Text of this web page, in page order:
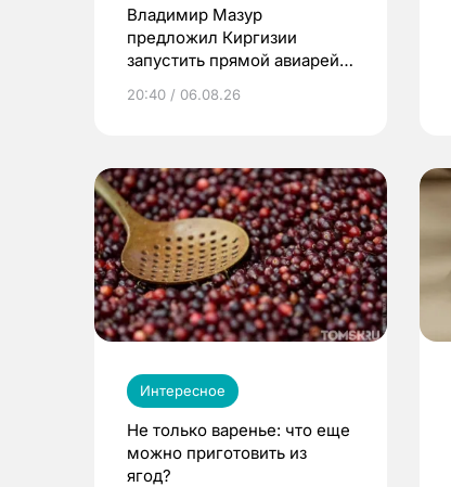
Владимир Мазур
предложил Киргизии
запустить прямой авиарейс
20:40 / 06.08.26
Интересное
Не только варенье: что еще
можно приготовить из
ягод?